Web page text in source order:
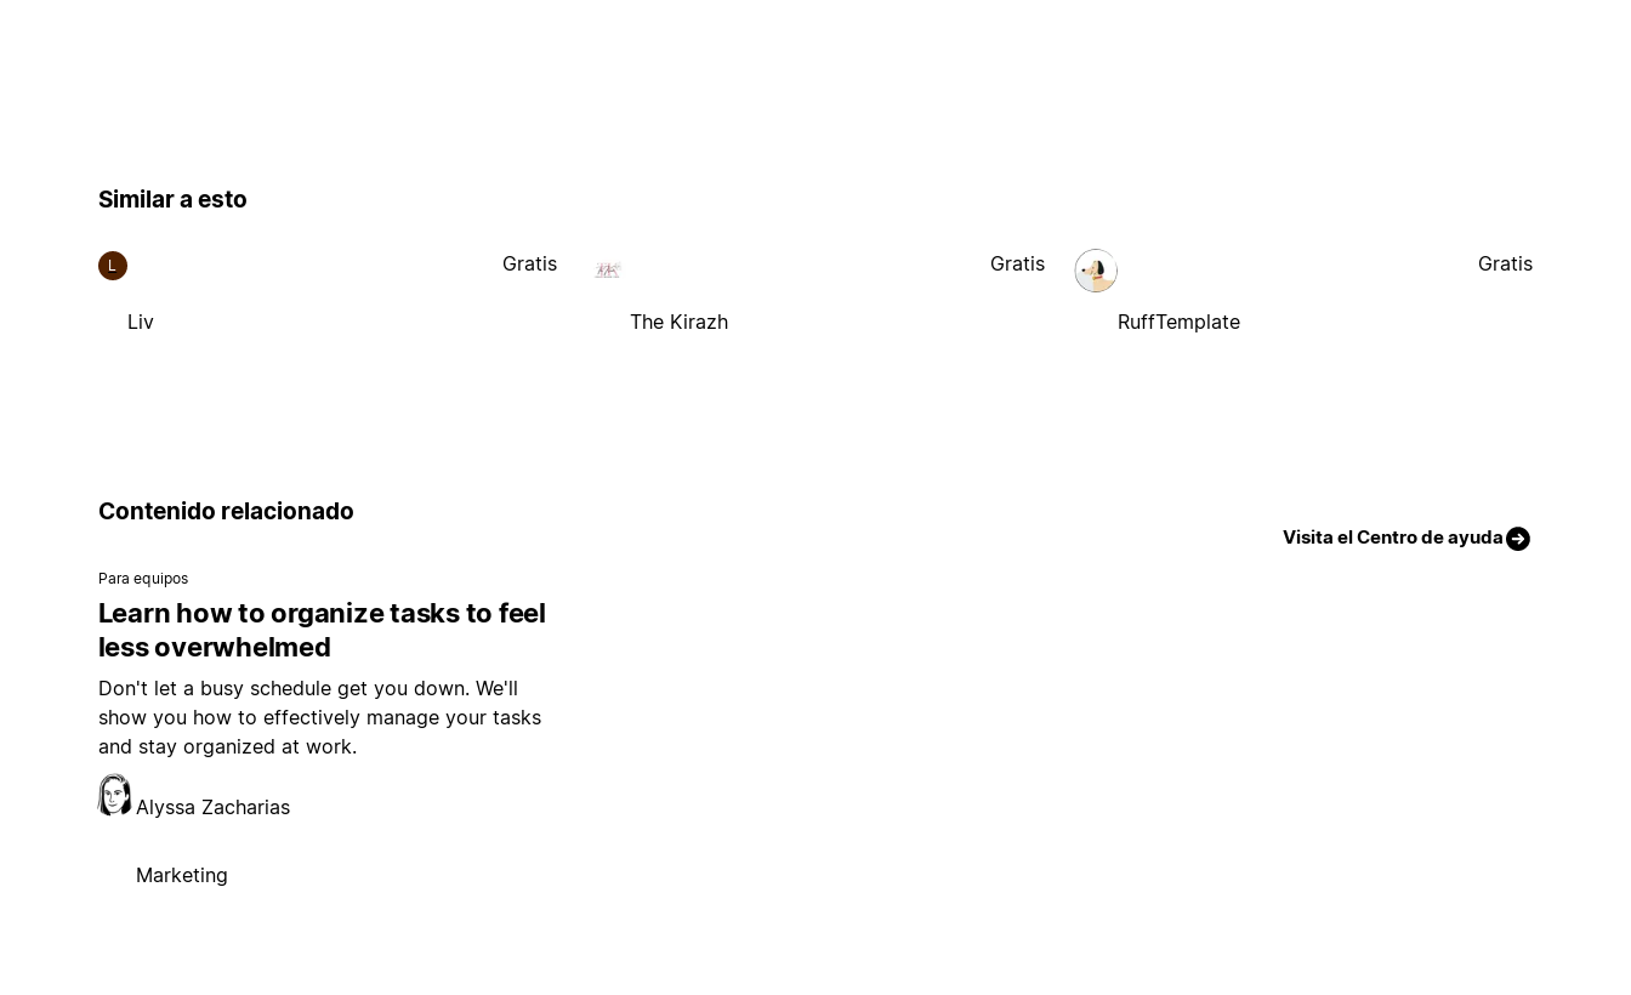
Similar a esto
L
Liv
Gratis
The Kirazh
Gratis
RuffTemplate
Gratis
Contenido relacionado
Visita el Centro de ayuda
Para equipos
Learn how to organize tasks to feel
less overwhelmed
Don't let a busy schedule get you down. We'll
show you how to effectively manage your tasks
and stay organized at work.
Alyssa Zacharias
Marketing